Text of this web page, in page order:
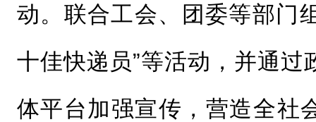
动。联合工会、团委等部门
十佳快递员”等活动，并通过
体平台加强宣传，营造全社